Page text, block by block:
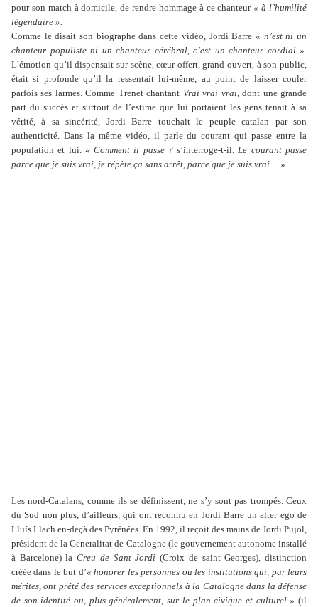
pour son match à domicile, de rendre hommage à ce chanteur« à l’humilité
légendaire ».
Comme le disait son biographe dans cette vidéo, Jordi Barre « n’est ni un
chanteur populiste ni un chanteur cérébral, c’est un chanteur cordial ».
L’émotion qu’il dispensait sur scène, cœur offert, grand ouvert, à son public,
était si profonde qu’il la ressentait lui-même, au point de laisser couler
parfois ses larmes. Comme Trenet chantant Vrai vrai vrai, dont une grande
part du succès et surtout de l’estime que lui portaient les gens tenait à sa
vérité, à sa sincérité, Jordi Barre touchait le peuple catalan par son
authenticité. Dans la même vidéo, il parle du courant qui passe entre la
population et lui. « Comment il passe ?s’interroge-t-il.Le courant passe
parce que je suis vrai, je répète ça sans arrêt, parce que je suis vrai… »
Les nord-Catalans, comme ils se définissent, ne s’y sont pas trompés. Ceux
du Sud non plus, d’ailleurs, qui ont reconnu en Jordi Barre un alter ego de
Lluís Llach en-deçà des Pyrénées. En 1992, il reçoit des mains de Jordi Pujol,
président de la Generalitat de Catalogne (le gouvernement autonome installé
à Barcelone) laCreu de Sant Jordi (Croix de saint Georges), distinction
créée dans le but d’« honorer les personnes ou les institutions qui, par leurs
mérites, ont prêté des services exceptionnels à la Catalogne dans la défense
de son identité ou, plus généralement, sur le plan civique et culturel » (il